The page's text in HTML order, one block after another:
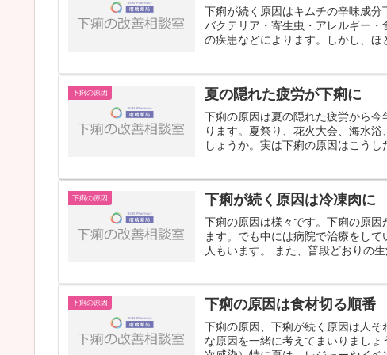
下痢が続く原因はキムチの辛味成
バクテリア・寄生虫・アレルギー
の疾患などによります。しかし、
下痢の原因 夏の隠れた疲労が下痢に
下痢の原因は夏の隠れた疲労から
ります。夏祭り、花火大会、海水
しょうか。実は下痢の原因はこうし
下痢の原因 下痢が続く原因は冷凍肉に
下痢の原因は様々です。下痢の原
ます。でも中には病院で治療をし
人もいます。 また、普段どおりの
下痢の原因 下痢の原因は食材切る順番
下痢の原因、下痢が続く原因は人
な原因を一緒に考えてまいりまし